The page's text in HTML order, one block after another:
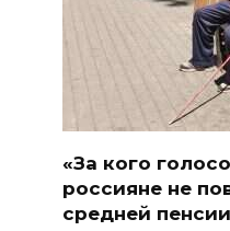
«За кого
россияне не
средней